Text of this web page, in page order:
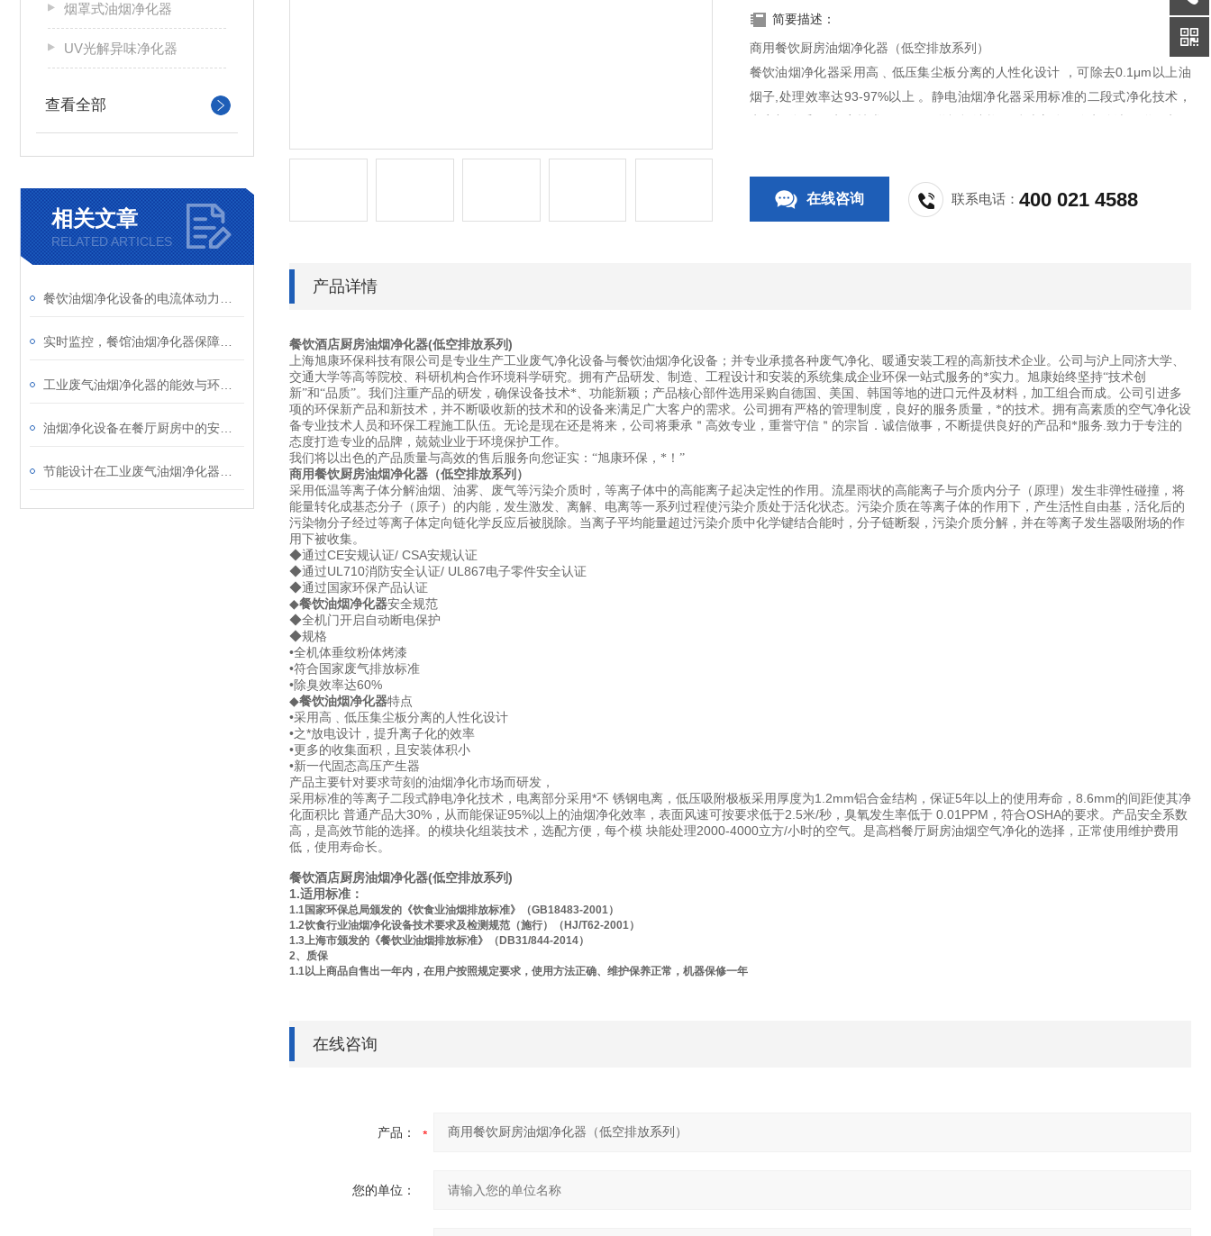
烟罩式油烟净化器
UV光解异味净化器
查看全部
相关文章
RELATED ARTICLES
简要描述：
商用餐饮厨房油烟净化器（低空排放系列）
餐饮油烟净化器采用高﹑低压集尘板分离的人性化设计 ，可除去0.1μm以上油
烟子,处理效率达93-97%以上 。静电油烟净化器采用标准的二段式净化技术，
电离部分采用*电离技术，低压吸附极板结构，延时启动，静电除油吸附。电源
在线咨询 联系电话：400 021 4588
产品详情
餐饮酒店厨房油烟净化器(低空排放系列)
上海旭康环保科技有限公司是专业生产工业废气净化设备与餐饮油烟净化设备；并专业承揽各种废气净化、暖通安装工程的高新技术企业。公司与沪上同济大学、
交通大学等高等院校、科研机构合作环境科学研究。拥有产品研发、制造、工程设计和安装的系统集成企业环保一站式服务的*实力。旭康始终坚持“技术创
新”和“品质”。我们注重产品的研发，确保设备技术*、功能新颖；产品核心部件选用采购自德国、美国、韩国等地的进口元件及材料，加工组合而成。公司引进多
项的环保新产品和新技术，并不断吸收新的技术和的设备来满足广大客户的需求。公司拥有严格的管理制度，良好的服务质量，*的技术。拥有高素质的空气净化设
备专业技术人员和环保工程施工队伍。无论是现在还是将来，公司将秉承＂高效专业，重誉守信＂的宗旨．诚信做事，不断提供良好的产品和*服务.致力于专注的
态度打造专业的品牌，兢兢业业于环境保护工作。
我们将以出色的产品质量与高效的售后服务向您证实：“旭康环保，*！”
商用餐饮厨房油烟净化器（低空排放系列）
采用低温等离子体分解油烟、油雾、废气等污染介质时，等离子体中的高能离子起决定性的作用。流星雨状的高能离子与介质内分子（原理）发生非弹性碰撞，将
能量转化成基态分子（原子）的内能，发生激发、离解、电离等一系列过程使污染介质处于活化状态。污染介质在等离子体的作用下，产生活性自由基，活化后的
污染物分子经过等离子体定向链化学反应后被脱除。当离子平均能量超过污染介质中化学键结合能时，分子链断裂，污染介质分解，并在等离子发生器吸附场的作
用下被收集。
◆通过CE安规认证/ CSA安规认证
◆通过UL710消防安全认证/ UL867电子零件安全认证
◆通过国家环保产品认证
◆餐饮油烟净化器安全规范
◆全机门开启自动断电保护
◆规格
•全机体垂纹粉体烤漆
•符合国家废气排放标准
•除臭效率达60%
◆餐饮油烟净化器特点
•采用高﹑低压集尘板分离的人性化设计
•之*放电设计，提升离子化的效率
•更多的收集面积，且安装体积小
•新一代固态高压产生器
产品主要针对要求苛刻的油烟净化市场而研发，
采用标准的等离子二段式静电净化技术，电离部分采用*不 锈钢电离，低压吸附极板采用厚度为1.2mm铝合金结构，保证5年以上的使用寿命，8.6mm的间距使其净
化面积比 普通产品大30%，从而能保证95%以上的油烟净化效率，表面风速可按要求低于2.5米/秒，臭氧发生率低于 0.01PPM，符合OSHA的要求。产品安全系数
高，是高效节能的选择。的模块化组装技术，选配方便，每个模 块能处理2000-4000立方/小时的空气。是高档餐厅厨房油烟空气净化的选择，正常使用维护费用
低，使用寿命长。
餐饮酒店厨房油烟净化器(低空排放系列)
1.适用标准：
1.1国家环保总局颁发的《饮食业油烟排放标准》（GB18483-2001）
1.2饮食行业油烟净化设备技术要求及检测规范（施行）（HJ/T62-2001）
1.3上海市颁发的《餐饮业油烟排放标准》（DB31/844-2014）
2、质保
1.1以上商品自售出一年内，在用户按照规定要求，使用方法正确、维护保养正常，机器保修一年
在线咨询
产品：
您的单位：